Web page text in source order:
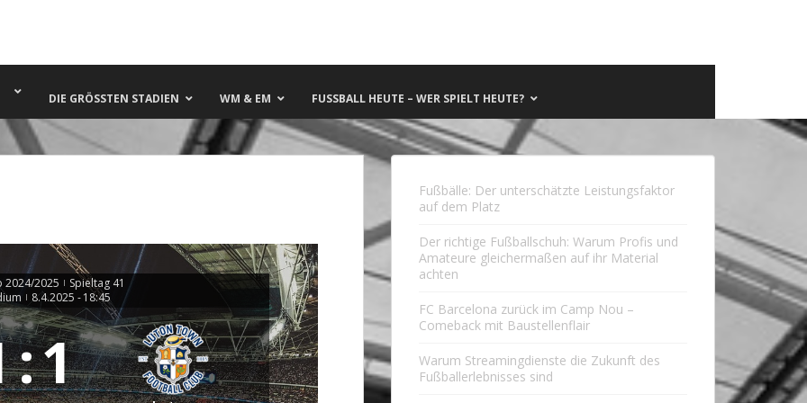
DIE GRÖSSTEN STADIEN WM & EM FUSSBALL HEUTE – WER SPIELT HEUTE?
2024/2025 | Spieltag 41
| 8.4.2025 - 18:45
:1
Fußbälle: Der unterschätzte Leistungsfaktor
auf dem Platz
Der richtige Fußballschuh: Warum Profis und
Amateure gleichermaßen auf ihr Material
achten
FC Barcelona zurück im Camp Nou –
Comeback mit Baustellenflair
Warum Streamingdienste die Zukunft des
Fußballerlebnisses sind